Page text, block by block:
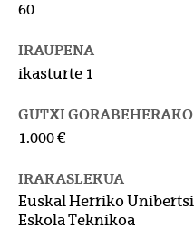
60
IRAUPENA
ikasturte 1
GUTXI
1.000 €
IRAKASLEKUA
Euskal Herriko
Eskola Teknikoa